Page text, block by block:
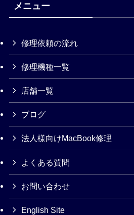
メニュー
修理依頼の流れ
修理機種一覧
店舗一覧
ブログ
法人様向けMacBook修理
よくある質問
お問い合わせ
English Site